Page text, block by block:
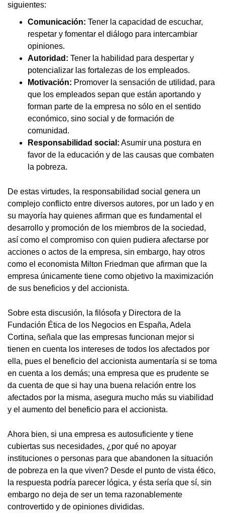
siguientes:
Comunicación: Tener la capacidad de escuchar,
respetar y fomentar el diálogo para intercambiar
opiniones.
Autoridad: Tener la habilidad para despertar y
potencializar las fortalezas de los empleados.
Motivación: Promover la sensación de utilidad, para
que los empleados sepan que están aportando y
forman parte de la empresa no sólo en el sentido
económico, sino social y de formación de
comunidad.
Responsabilidad social: Asumir una postura en
favor de la educación y de las causas que combaten
la pobreza.
De estas virtudes, la responsabilidad social genera un
complejo conflicto entre diversos autores, por un lado y en
su mayoría hay quienes afirman que es fundamental el
desarrollo y promoción de los miembros de la sociedad,
así como el compromiso con quien pudiera afectarse por
acciones o actos de la empresa, sin embargo, hay otros
como el economista Milton Friedman que afirman que la
empresa únicamente tiene como objetivo la maximización
de sus beneficios y del accionista.
Sobre esta discusión, la filósofa y Directora de la
Fundación Ética de los Negocios en España, Adela
Cortina, señala que las empresas funcionan mejor si
tienen en cuenta los intereses de todos los afectados por
ella, pues el beneficio del accionista aumentaría si se toma
en cuenta a los demás; una empresa que es prudente se
da cuenta de que si hay una buena relación entre los
afectados por la misma, asegura mucho más su viabilidad
y el aumento del beneficio para el accionista.
Ahora bien, si una empresa es autosuficiente y tiene
cubiertas sus necesidades, ¿por qué no apoyar
instituciones o personas para que abandonen la situación
de pobreza en la que viven? Desde el punto de vista ético,
la respuesta podría parecer lógica, y ésta sería que sí, sin
embargo no deja de ser un tema razonablemente
controvertido y de opiniones divididas.